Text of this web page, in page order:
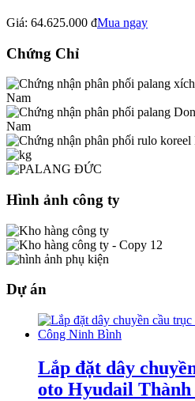
Giá: 64.625.000 đMua ngay
Chứng Chỉ
Hình ảnh công ty
Dự án
Lắp đặt dây
oto Hyudail